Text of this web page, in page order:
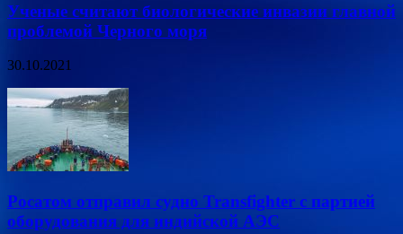
Ученые считают биологические инвазии главной
проблемой Черного моря
30.10.2021
Росатом отправил судно Transfighter с партией
оборудования для индийской АЭС